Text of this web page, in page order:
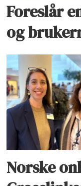
Foreslår
og
Norske